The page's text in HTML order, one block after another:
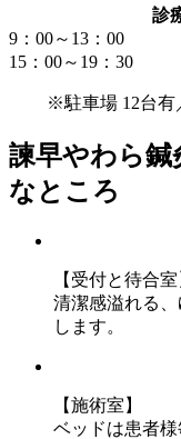
診
9：00～ 13：00
15：00～19 ：30
※駐車場 12台有
諫早やわら鍼
なところ
【受付と待合室
清潔感溢れる
します。
【施術室】
ベッドは患者